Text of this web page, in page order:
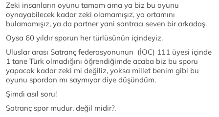
Zeki insanların oyunu tamam ama ya biz bu oyunu
oynayabilecek kadar zeki olamamışız, ya ortamını
bulamamışız, ya da partner yani santracı seven bir arkadaş.
Oysa 60 yıldır sporun her türlüsünün içindeyiz.
Uluslar arası Satranç federasyonunun (İOC) 111 üyesi içinde
1 tane Türk olmadığını öğrendiğimde acaba biz bu sporu
yapacak kadar zeki mi değiliz, yoksa millet benim gibi bu
oyunu spordan mı saymıyor diye düşündüm.
Şimdi asıl soru!
Satranç spor mudur, değil midir?.